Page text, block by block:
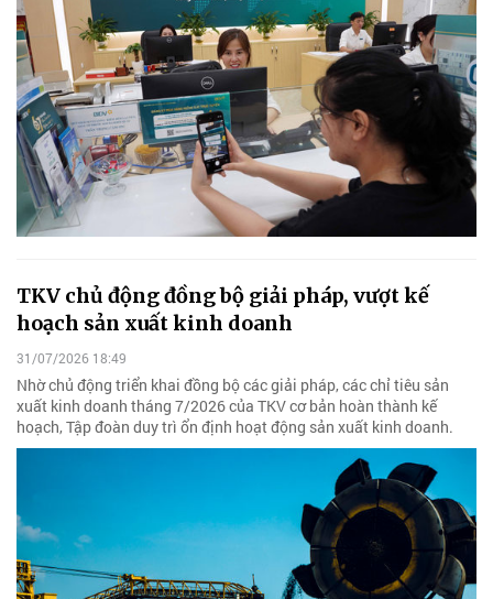
TKV chủ động đồng bộ giải pháp, vượt kế
hoạch sản xuất kinh doanh
31/07/2026 18:49
Nhờ chủ động triển khai đồng bộ các giải pháp, các chỉ tiêu sản
xuất kinh doanh tháng 7/2026 của TKV cơ bản hoàn thành kế
hoạch, Tập đoàn duy trì ổn định hoạt động sản xuất kinh doanh.